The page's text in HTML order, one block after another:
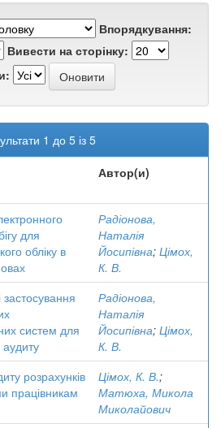
Впорядкування:
Вивести на сторінку:
1 до 5 із 5
Автор(и)
для
обліку в
Радіонова,
Наталія
Йосипівна; Цімох,
К. В.
систем для
Радіонова,
Наталія
Йосипівна; Цімох,
К. В.
розрахунків
працівникам
Цімох, К. В.;
Матюха, Микола
Миколайович